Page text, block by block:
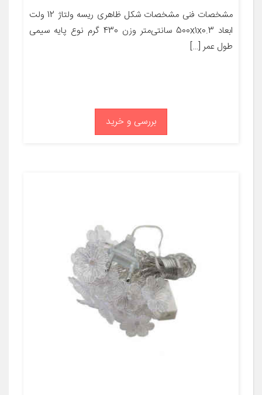
مشخصات فنی مشخصات شکل ظاهری ریسه ولتاژ 12 ولت
ابعاد 500x1x0.3 سانتی‌متر وزن 430 گرم نوع پایه سیمی
طول عمر […]
بررسی و خرید